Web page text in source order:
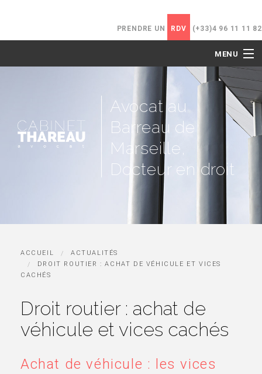
PRENDRE UN RDV (+33)4 96 11 11 82
MENU
NOS COMPÉTENCES
CONTACT
Avocat au
Barreau de
Marseille,
Docteur en droit
ACCUEIL
ACTUALITÉS
DROIT ROUTIER : ACHAT DE VÉHICULE ET VICES
CACHÉS
Droit routier : achat de
véhicule et vices cachés
Achat de véhicule : les vices